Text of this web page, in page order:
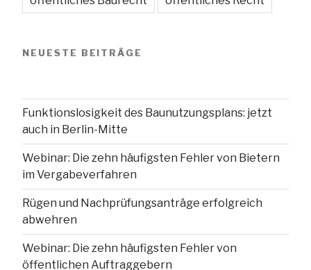
NEUESTE BEITRÄGE
Funktionslosigkeit des Baunutzungsplans: jetzt
auch in Berlin-Mitte
Webinar: Die zehn häufigsten Fehler von Bietern
im Vergabeverfahren
Rügen und Nachprüfungsanträge erfolgreich
abwehren
Webinar: Die zehn häufigsten Fehler von
öffentlichen Auftraggebern